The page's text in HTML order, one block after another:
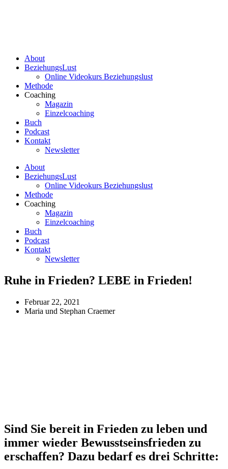
About
BeziehungsLust
Online Videokurs Beziehungslust
Methode
Coaching
Magazin
Einzelcoaching
Buch
Podcast
Kontakt
Newsletter
About
BeziehungsLust
Online Videokurs Beziehungslust
Methode
Coaching
Magazin
Einzelcoaching
Buch
Podcast
Kontakt
Newsletter
Ruhe in Frieden? LEBE in Frieden!
Februar 22, 2021
Maria und Stephan Craemer
Sind Sie bereit in Frieden zu leben und
immer wieder Bewusstseinsfrieden zu
erschaffen? Dazu bedarf es drei Schritte: